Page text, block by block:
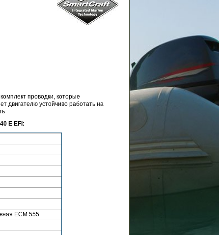
проводки, которые
двигателю устойчиво работать на
E EFI:
ECM 555